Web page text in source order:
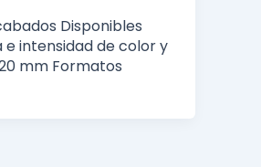
Disponibles
e intensidad de color y
mm Formatos